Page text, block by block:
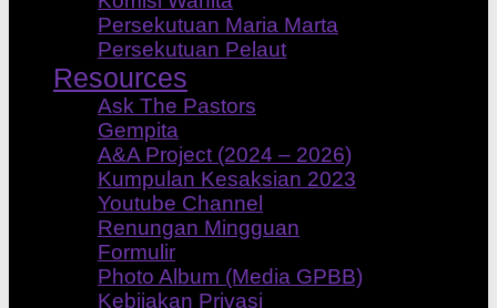
Persekutuan Maria Marta
Persekutuan Pelaut
Resources
Ask The Pastors
Gempita
A&A Project (2024 – 2026)
Kumpulan Kesaksian 2023
Youtube Channel
Renungan Mingguan
Formulir
Photo Album (Media GPBB)
Kebijakan Privasi